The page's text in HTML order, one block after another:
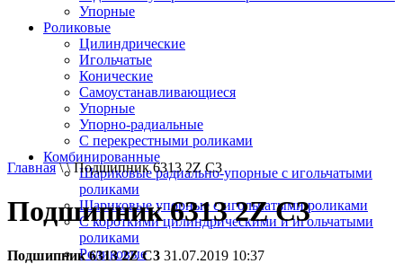
Упорные
Роликовые
Цилиндрические
Игольчатые
Конические
Самоустанавливающиеся
Упорные
Упорно-радиальные
C перекрестными роликами
Комбинированные
Шариковые радиально-упорные с игольчатыми
роликами
Шариковые упорные с игольчатыми роликами
С короткими цилиндрическими и игольчатыми
роликами
Роликовые
Главная\ \ Подшипник 6313 2Z C3
Подшипник 6313 2Z C3
Подшипник 6313 2Z C3 31.07.2019 10:37